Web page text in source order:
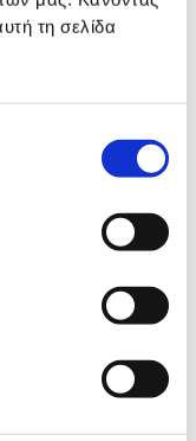
τη σελίδα